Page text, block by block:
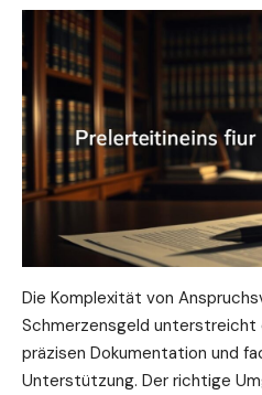
Die Komplexität von
Schmerzensgeld unterstreicht
präzisen Dokumentation und
Unterstützung. Der richtige